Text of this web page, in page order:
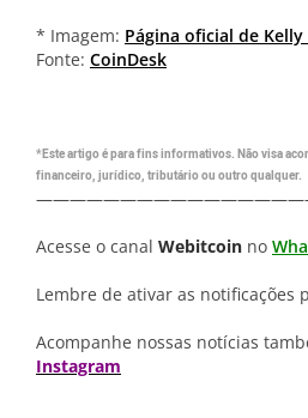
* Imagem: Página oficial de
Fonte: CoinDesk
*Este artigo é para fins informativos. Não visa
financeiro, jurídico, tributário ou outro qualquer.
Acesse o canal Webitcoin no
Lembre de ativar as notificações
Acompanhe nossas notícias
Instagram